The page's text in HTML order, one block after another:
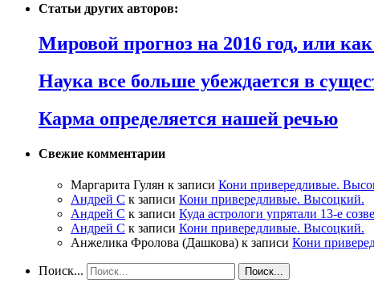
Статьи других авторов:
Мировой прогноз на 2016 год, или
Наука все больше убеждается в
Карма определяется нашей речью
Свежие комментарии
Маргарита Гулян к записи Кони привередливые.
Андрей С к записи Кони привередливые. Высоцкий.
Андрей С к записи Куда астрологи упрятали 13-е
Андрей С к записи Кони привередливые. Высоцкий.
Анжелика Фролова (Дашкова) к записи Кони
Поиск...